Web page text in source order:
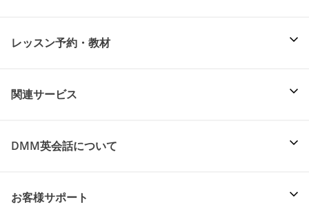
レッスン予約・教材
関連サービス
DMM英会話について
お客様サポート